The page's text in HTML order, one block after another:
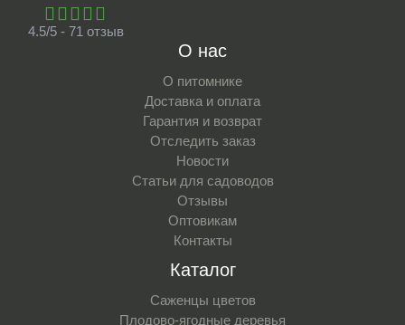
4.5/5 - 71 отзыв
О нас
О питомнике
Доставка и оплата
Гарантия и возврат
Отследить заказ
Новости
Статьи для садоводов
Отзывы
Оптовикам
Контакты
Каталог
Саженцы цветов
Плодово-ягодные деревья